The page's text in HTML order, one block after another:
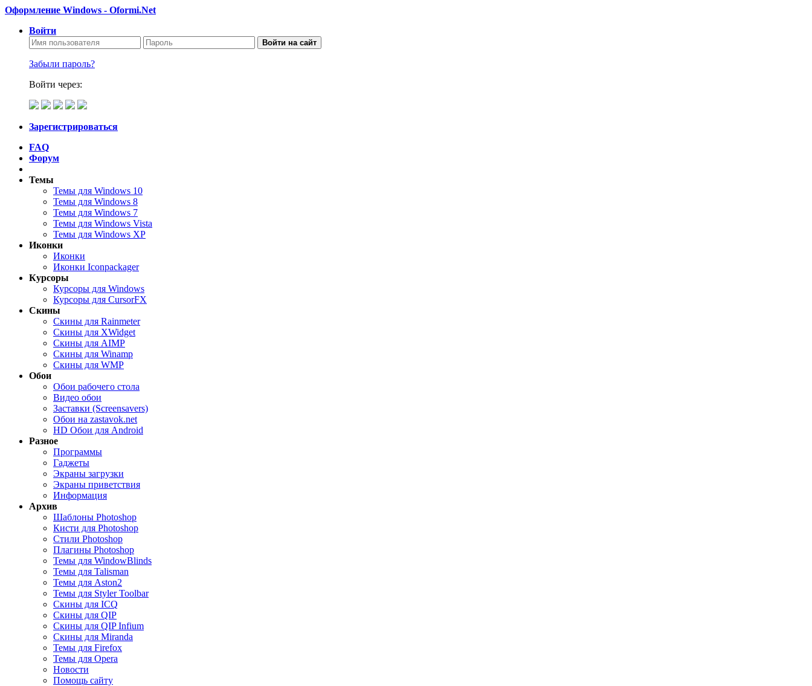
Оформление Windows - Oformi.Net
Войти
Войти на сайт
Забыли пароль?
Войти через:
Зарегистрироваться
FAQ
Форум
Темы
Темы для Windows 10
Темы для Windows 8
Темы для Windows 7
Темы для Windows Vista
Темы для Windows XP
Иконки
Иконки
Иконки Iconpackager
Курсоры
Курсоры для Windows
Курсоры для CursorFX
Скины
Скины для Rainmeter
Скины для XWidget
Скины для AIMP
Скины для Winamp
Скины для WMP
Обои
Обои рабочего стола
Видео обои
Заставки (Screensavers)
Обои на zastavok.net
HD Обои для Android
Разное
Программы
Гаджеты
Экраны загрузки
Экраны приветствия
Информация
Архив
Шаблоны Photoshop
Кисти для Photoshop
Стили Photoshop
Плагины Photoshop
Темы для WindowBlinds
Темы для Talisman
Темы для Aston2
Темы для Styler Toolbar
Скины для ICQ
Скины для QIP
Скины для QIP Infium
Скины для Miranda
Темы для Firefox
Темы для Opera
Новости
Помощь сайту